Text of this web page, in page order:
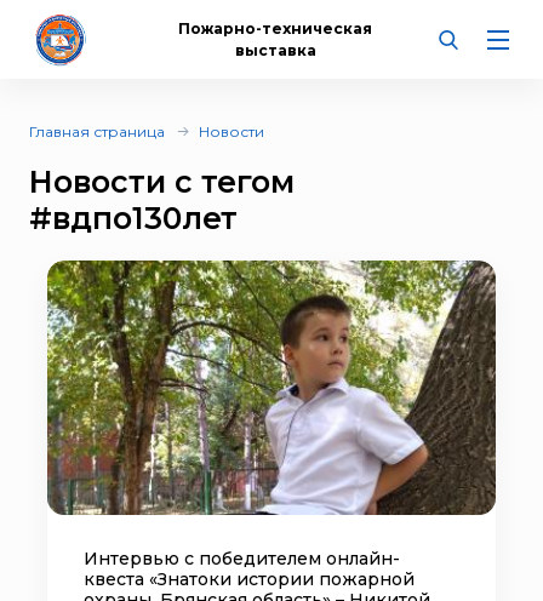
Пожарно-техническая
выставка
Главная страница Новости
Новости с тегом
#вдпо130лет
Интервью с победителем онлайн-
квеста «Знатоки истории пожарной